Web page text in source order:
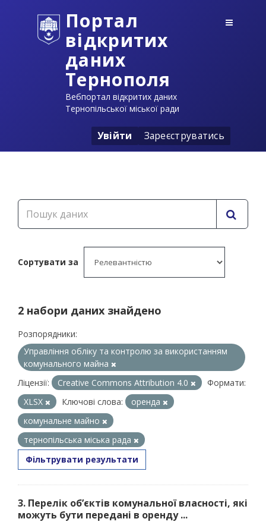
Портал
відкритих
даних
Тернополя
Вебпортал відкритих даних
Тернопільської міської ради
Увійти Зареєструватись
Сортувати за
2 набори даних знайдено
Розпорядники:
Управління обліку та контролю за використанням
комунального майна
Ліцензії:
Creative Commons Attribution 4.0
Формати:
XLSX
Ключові слова:
оренда
комунальне майно
тернопільська міська рада
Фільтрувати результати
3. Перелік об’єктів комунальної власності, які
можуть бути передані в оренду ...